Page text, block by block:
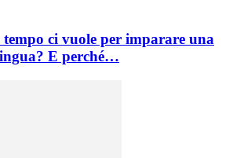
ci vuole per imparare una
E perché…